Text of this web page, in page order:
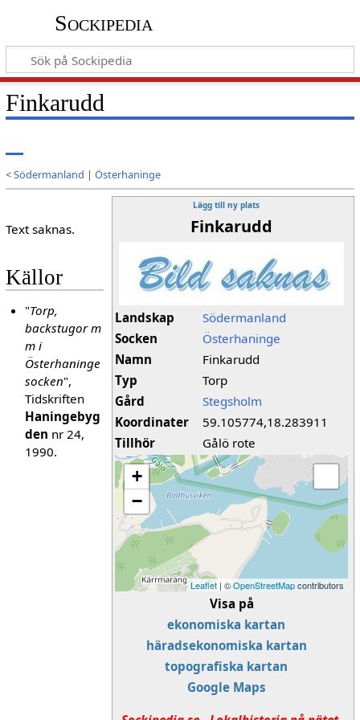
Sockipedia
Finkarudd
<Södermanland | Österhaninge
Lägg till ny plats
Finkarudd
Landskap
Södermanland
Socken
Österhaninge
Namn
Finkarudd
Typ
Torp
Gård
Stegsholm
Koordinater
59.105774,18.283911
Tillhör
Gålö rote
+
−
Leaflet | ©OpenStreetMapcontributors
Visa på
ekonomiska kartan
häradsekonomiska kartan
topografiska kartan
Google Maps
Text saknas.
Källor
"Torp,
backstugor m
m i
Österhaninge
socken",
Tidskriften
Haningebyg
den nr 24,
1990.